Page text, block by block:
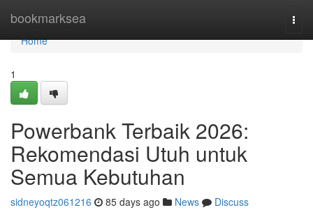
bookmarksea
Home
Home
1
Powerbank Terbaik 2026:
Rekomendasi Utuh untuk
Semua Kebutuhan
sidneyoqtz061216 85 days ago News
Discuss